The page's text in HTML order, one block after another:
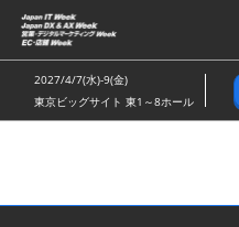
ス
キ
ッ
し
む
2027/4/7(水)-9(金)
東京ビッグサイト 東1～8ホール